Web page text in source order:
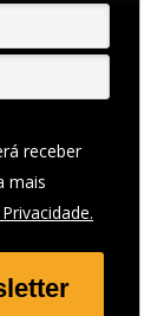
receber
mais